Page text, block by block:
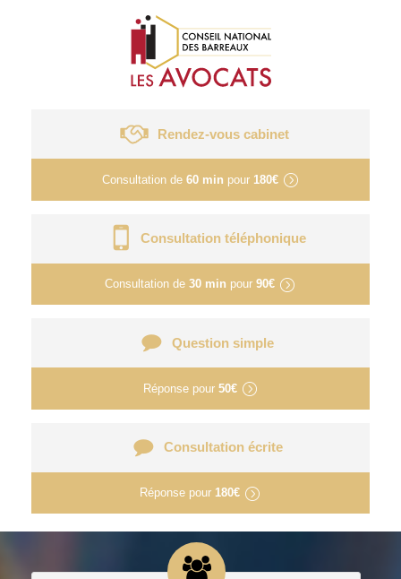
Rendez-vous cabinet
Consultation de 60 min pour 180€
Consultation téléphonique
Consultation de 30 min pour 90€
Question simple
Réponse pour 50€
Consultation écrite
Réponse pour 180€